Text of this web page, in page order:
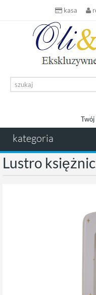
kasa
kategoria
Lustro